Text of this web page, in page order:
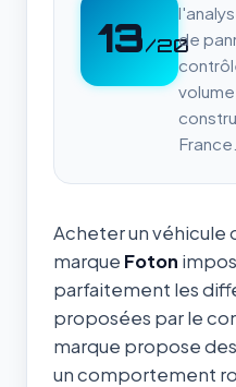
13/20de
France.
Acheter un véhicule
marque Foton
parfaitement les
proposées par le
marque propose
un comportement